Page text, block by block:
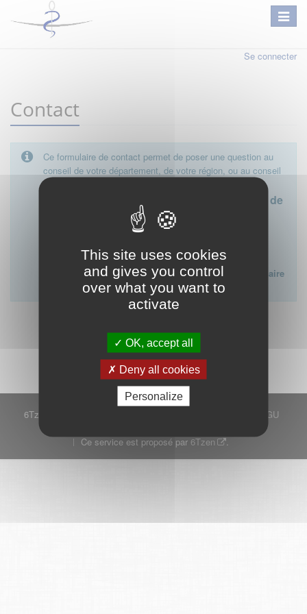
This site uses cookies
and gives you control
over what you want to
activate
OK, accept all
Deny all cookies
Personalize
Se connecter
Contact
Ce formulaire de contact permet de poser une question au
conseil de votre département, de votre région, ou au conseil
national.
Le conseil départemental est l'interlocuteur de
proximité à privilégier.
plainte ou formuler des doléances à l'égard d'un médecin
Lien vers la FAQ du CNOM sur la procédure disciplinaire
FAQ procédure disciplinaire
Démarrer
6Tzen ©2015 - Tous droits réservés
CGU
Ce service est proposé par6Tzen .